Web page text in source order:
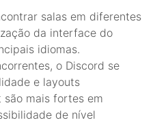
salas em diferentes
da interface do
idiomas.
o Discord se
e layouts
são mais fortes em
de nível